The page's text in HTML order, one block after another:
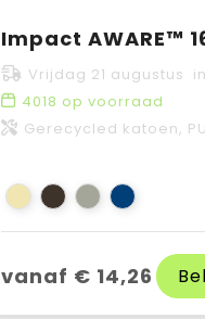
Vrijdag 21 augustus
4018 op voorraad
Gerecycled katoen,
vanaf € 14,26